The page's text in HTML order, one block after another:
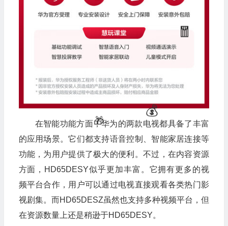
在智能功能方面，华为的两款电视都具备了丰富
的应用场景。它们都支持语音控制、智能家居连接等
功能，为用户提供了极大的便利。不过，在内容资源
方面，HD65DESY似乎更加丰富。它拥有更多的视
频平台合作，用户可以通过电视直接观看各类热门影
视剧集。而HD65DESZ虽然也支持多种视频平台，但
在资源数量上还是稍逊于HD65DESY。